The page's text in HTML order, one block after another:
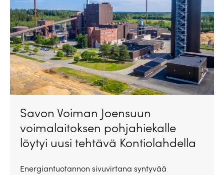
Savon Voiman Joensuun
voimalaitoksen pohjahiekalle
löytyi uusi tehtävä Kontiolahdella
Energiantuotannon sivuvirtana syntyvää